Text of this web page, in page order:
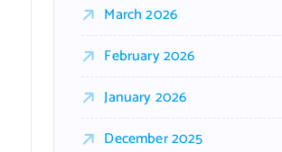
March 2026
February 2026
January 2026
December 2025